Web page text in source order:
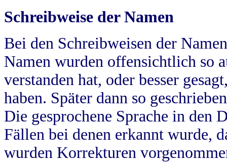
Schreibweise der Namen
Bei den Schreibweisen der
Namen wurden offensichtlich so
verstanden hat, oder besser
haben. Später dann so
Die gesprochene Sprache in
Fällen bei denen erkannt wurde,
wurden Korrekturen